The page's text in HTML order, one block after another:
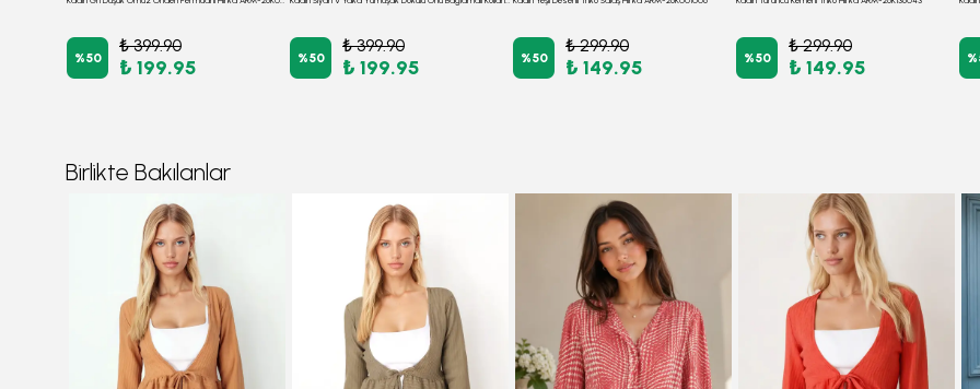
%50
₺ 399.90
₺ 199.95 %50
₺ 399.90
₺ 199.95 %50
₺ 299.90
₺ 149.95 %50
₺ 299.90
₺ 149.95 %
Birlikte Bakılanlar